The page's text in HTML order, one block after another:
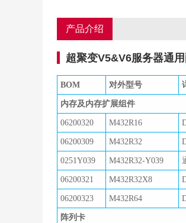
产品介绍
超聚变V5&V6服务器通
BOM 对外型号
内存及内存扩展组件
06200320 M432R16
06200309 M432R32
0251Y039 M432R32-Y039
06200321 M432R32X8
06200323 M432R64
阵列卡